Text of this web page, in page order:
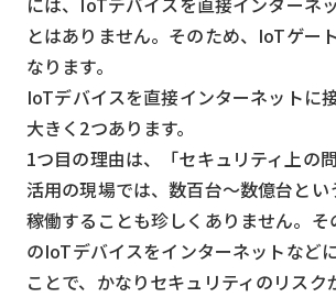
とはありません。そのため、IoTゲー
なります。
IoTデバイスを直接インターネットに
大きく2つあります。
1つ目の理由は、「セキュリティ上の
活用の現場では、数百台〜数億台と
稼働することも珍しくありません。そ
のIoTデバイスをインターネットなど
ことで、かなりセキュリティのリスク